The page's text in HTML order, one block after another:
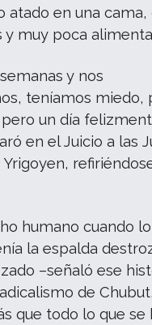
atado en una cama,
y muy poca
y nos
teníamos miedo,
un día
en el Juicio a las
humano cuando
la espalda
–señaló ese
de
que todo lo que se